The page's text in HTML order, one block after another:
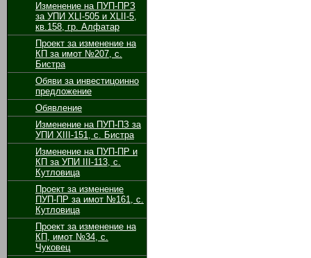
Изменение на ПУП-ПРЗ
за УПИ XLI-505 и XLII-5,
кв.158, гр. Алфатар
Проект за изменение на
КП за имот №207, с.
Бистра
Обяви за инвестицоинно
предложение
Обявление
Изменение на ПУП-ПЗ за
УПИ ХІІІ-151, с. Бистра
Изменение на ПУП-ПР и
КП за УПИ ІІІ-113, с.
Кутловица
Проект за изменение
ПУП-ПР за имот №161, с.
Кутловица
Проект за изменение на
КП, имот №34, с.
Чуковец